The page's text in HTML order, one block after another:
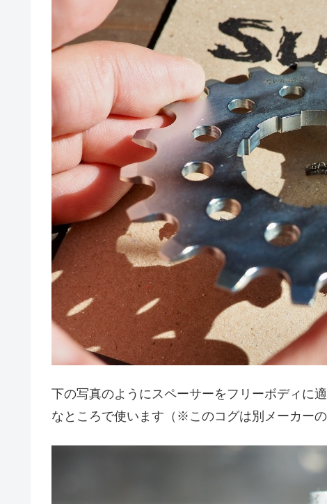
下の写真のようにスペーサーをフリーボディに
なところで使います（※このコグは別メーカーの